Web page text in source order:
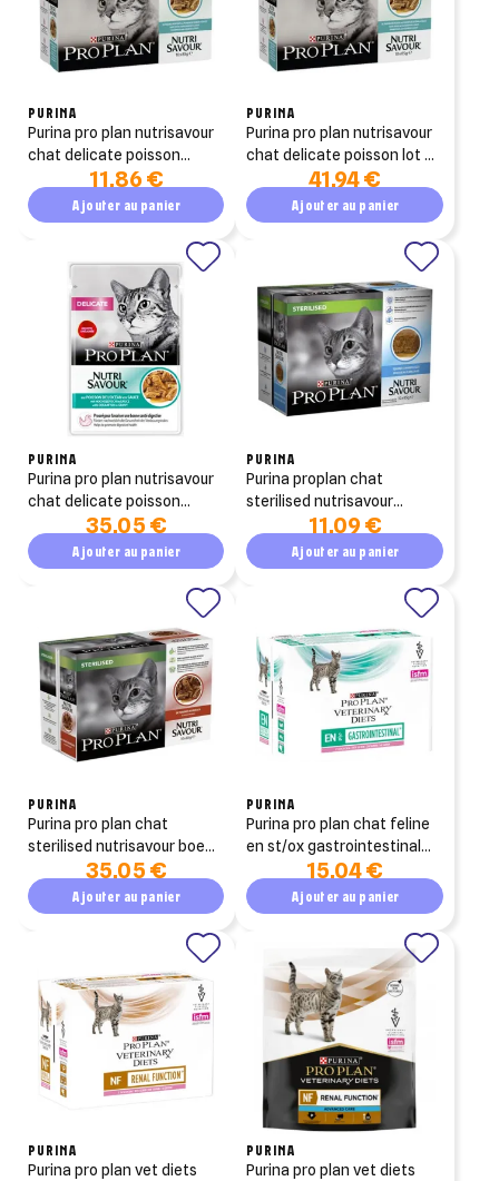
PURINA
purina pro plan nutrisavour
chat delicate poisson
11,86 €
Ajouter au panier
PURINA
purina pro plan nutrisavour
chat delicate poisson lot de
4 10x85g41,94 €
Ajouter au panier
PURINA
purina pro plan nutrisavour
chat delicate poisson
35,05 €
Ajouter au panier
PURINA
purina proplan chat
sterilised nutrisavour
mousse cabillaud 10x75g
11,09 €
Ajouter au panier
PURINA
purina pro plan chat
sterilised nutrisavour boeuf
35,05 €
Ajouter au panier
PURINA
purina pro plan chat feline
en st/ox gastrointestinal
saumon 10x85g
15,04 €
Ajouter au panier
PURINA
purina pro plan vet diets
PURINA
purina pro plan vet diets